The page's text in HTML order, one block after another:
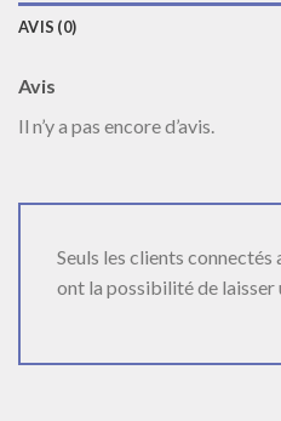
AVIS (0)
Avis
Il n’y a pas encore d’avis.
Seuls les clients
ont la possibilité de laisser